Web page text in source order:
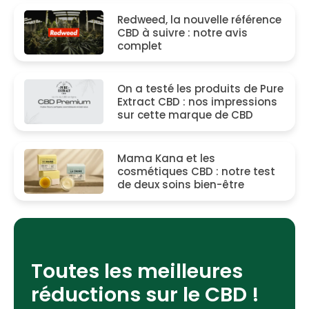
Toutes les meilleures
réductions sur le CBD !
Redweed, la nouvelle référence
CBD à suivre : notre avis
complet
On a testé les produits de Pure
Extract CBD : nos impressions
sur cette marque de CBD
Mama Kana et les
cosmétiques CBD : notre test
de deux soins bien-être